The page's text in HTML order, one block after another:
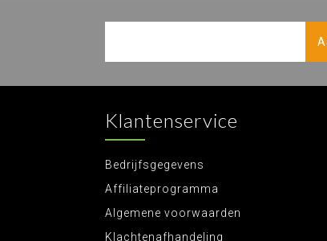
Klantenservice
Bedrijfsgegevens
Affiliateprogramma
Algemene voorwaarden
Klachtenafhandeling